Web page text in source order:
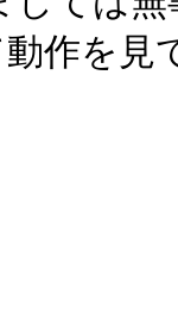
作を見